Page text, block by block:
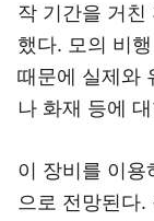
작 기간을 거친
했다. 모의 비
때문에 실제와
나 화재 등에
이 장비를 이용
으로 전망된다